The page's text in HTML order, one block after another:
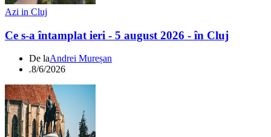
Azi in Cluj
Ce s-a întamplat ieri - 5 august 2026 - în Cluj
De laAndrei Mureșan
.8/6/2026